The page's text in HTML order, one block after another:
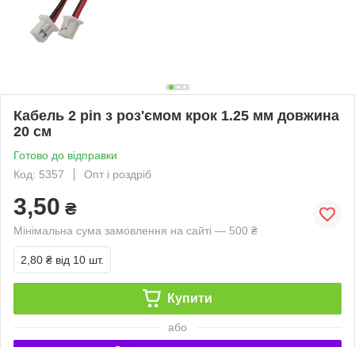
Кабель 2 pin з роз'ємом крок 1.25 мм довжина
20 см
Готово до відправки
Код: 5357
Опт і роздріб
3,50 ₴
Мінімальна сума замовлення на сайті — 500 ₴
2,80 ₴ від 10 шт.
Купити
або